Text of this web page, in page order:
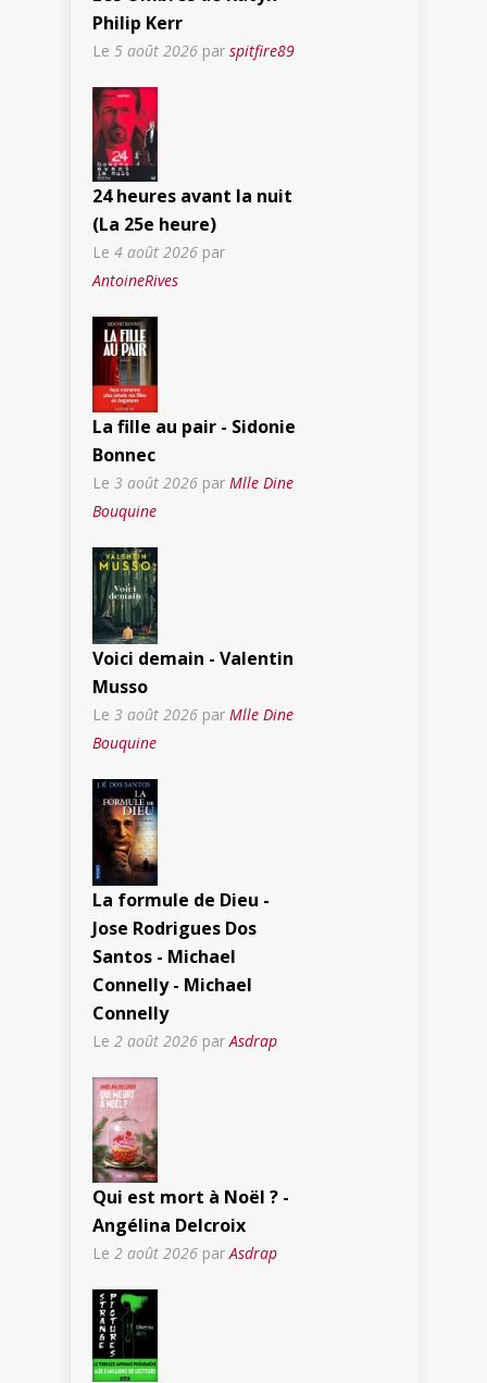
Philip Kerr
Le 5 août 2026 par spitfire89
24 heures avant la nuit
(La 25e heure)
Le 4 août 2026 par
AntoineRives
La fille au pair - Sidonie
Bonnec
Le 3 août 2026 par Mlle Dine
Bouquine
Voici demain - Valentin
Musso
Le 3 août 2026 par Mlle Dine
Bouquine
La formule de Dieu -
Jose Rodrigues Dos
Santos - Michael
Connelly - Michael
Connelly
Le 2 août 2026 parAsdrap
Qui est mort à Noël ? -
Angélina Delcroix
Le 2 août 2026 par Asdrap